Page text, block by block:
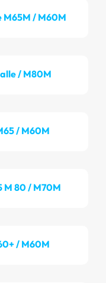
M65M / M60M
/ M80M
/ M60M
M 80 / M70M
/ M60M